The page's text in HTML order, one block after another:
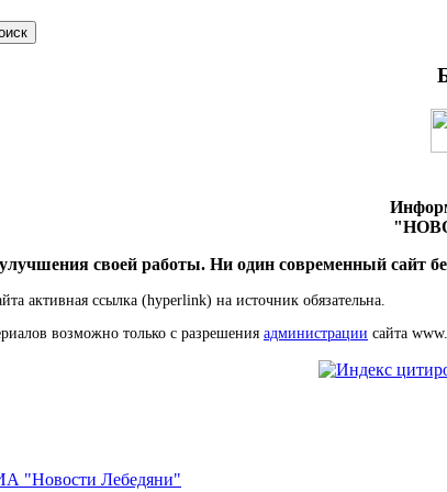
своей работы. Ни один современный сайт
активная ссылка (hyperlink) на источник обязательна.
возможно только с разрешения администрации сайта
"Новости Лебедяни"